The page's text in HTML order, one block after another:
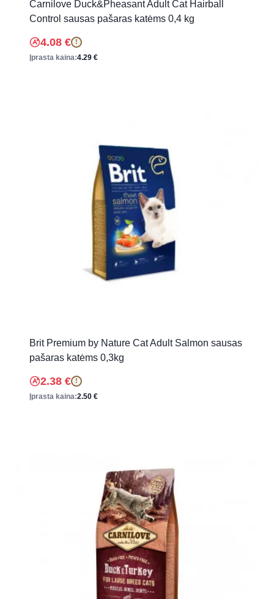
Carnilove Duck&Pheasant Adult Cat Hairball
Control sausas pašaras katėms 0,4 kg
4.08 € !
Įprasta kaina:4.29 €
Brit Premium by Nature Cat Adult Salmon sausas
pašaras katėms 0,3kg
2.38 € !
Įprasta kaina:2.50 €